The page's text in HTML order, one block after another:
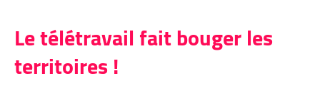
Le télétravail fait bouger les
territoires !